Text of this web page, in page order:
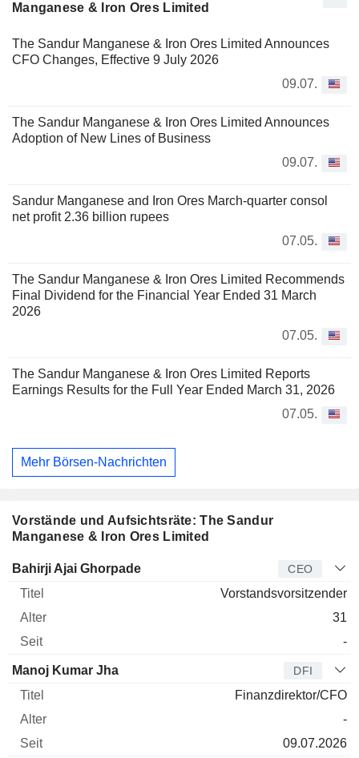
Manganese & Iron Ores Limited
The Sandur Manganese & Iron Ores Limited Announces
CFO Changes, Effective 9 July 2026
09.07.
The Sandur Manganese & Iron Ores Limited Announces
Adoption of New Lines of Business
09.07.
Sandur Manganese and Iron Ores March-quarter consol
net profit 2.36 billion rupees
07.05.
The Sandur Manganese & Iron Ores Limited Recommends
Final Dividend for the Financial Year Ended 31 March
2026
07.05.
The Sandur Manganese & Iron Ores Limited Reports
Earnings Results for the Full Year Ended March 31, 2026
07.05.
Mehr Börsen-Nachrichten
Vorstände und Aufsichtsräte: The Sandur
Manganese & Iron Ores Limited
Manager Titel Alter Seit
Bahirji Ajai Ghorpade CEO
Vorstandsvorsitzender
31
-
Manoj Kumar Jha DFI
Finanzdirektor/CFO
-
09.07.2026